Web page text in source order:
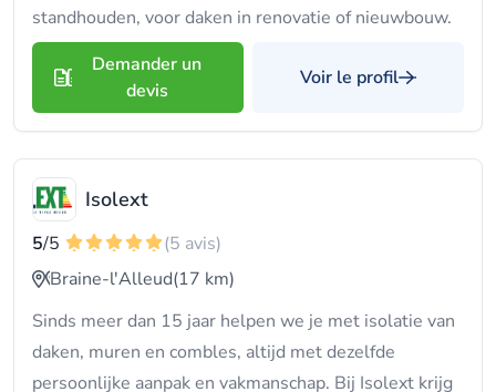
standhouden, voor daken in renovatie of nieuwbouw.
Demander un
devis
Voir le profil
Isolext
5/5
(5 avis)
Braine-l'Alleud(17 km)
Sinds meer dan 15 jaar helpen we je met isolatie van
daken, muren en combles, altijd met dezelfde
persoonlijke aanpak en vakmanschap. Bij Isolext krijg